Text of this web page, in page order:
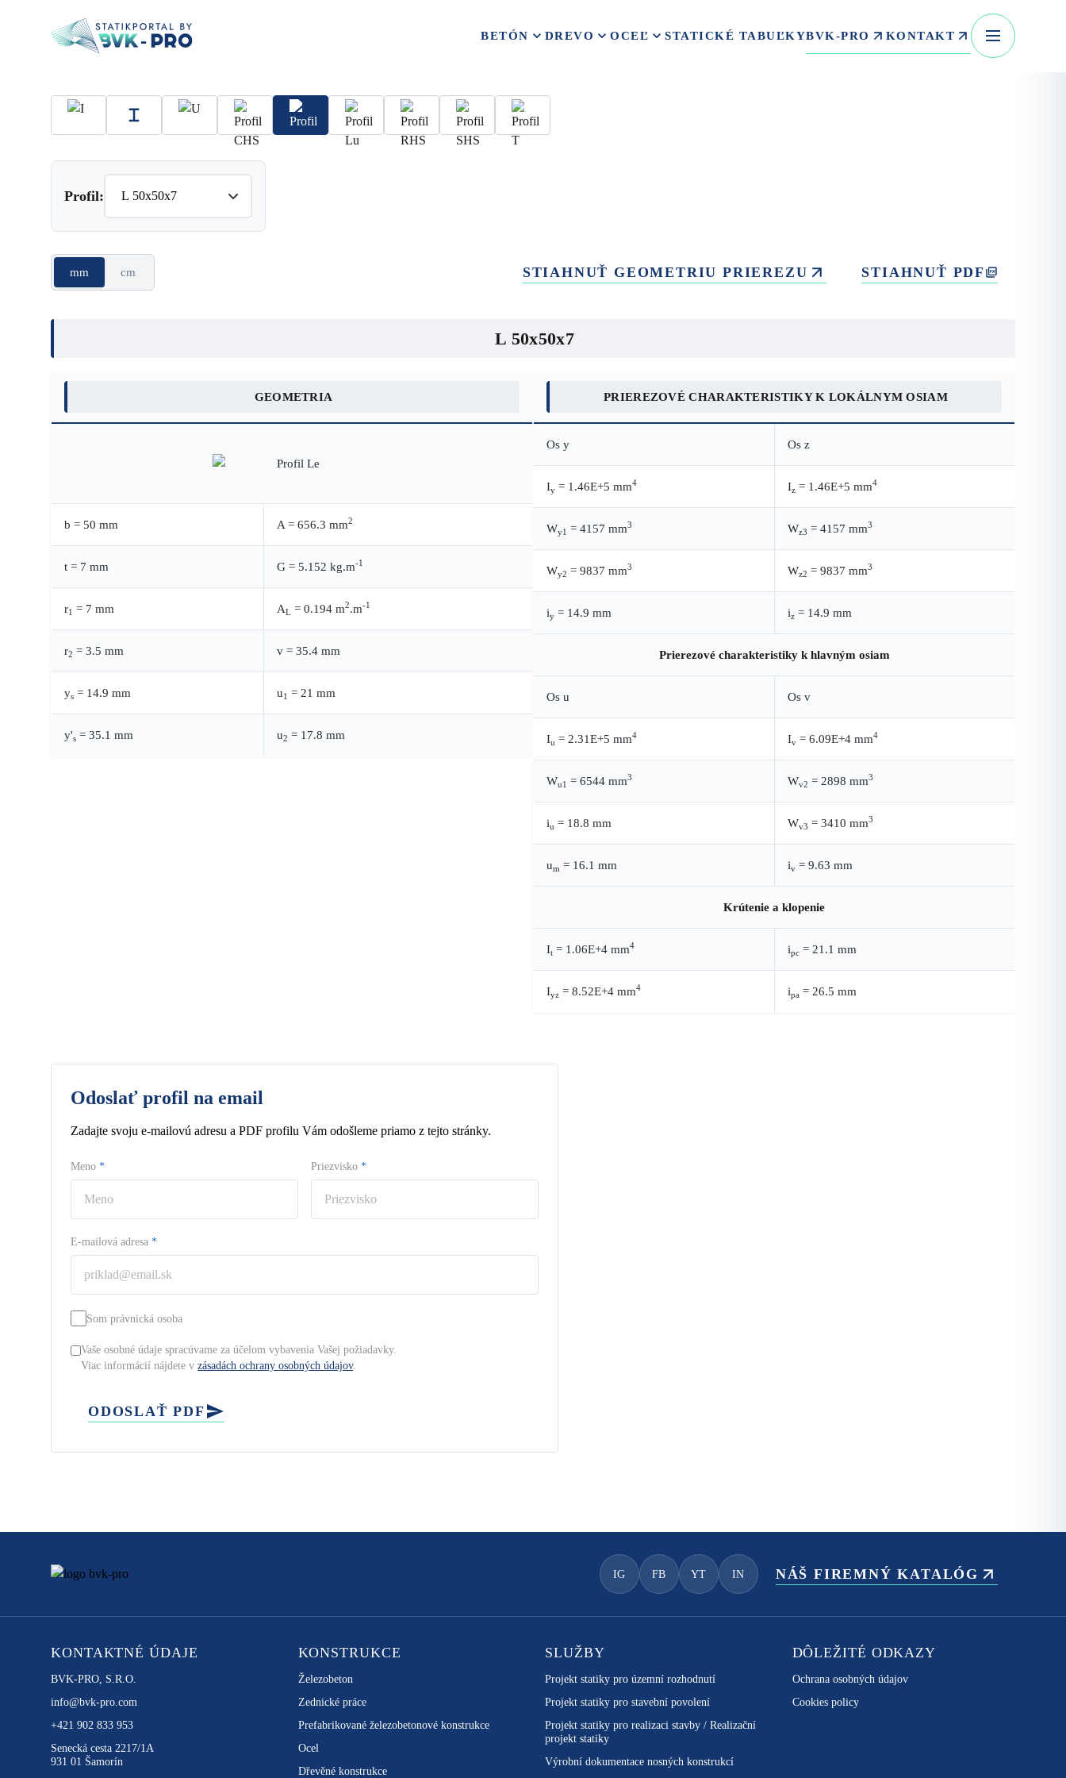
BETÓN DREVO OCEĽ STATICKÉ TABUĽKYBVK-PRO KONTAKT
Profil:
mm cm STIAHNUŤ GEOMETRIU PRIEREZU STIAHNUŤ PDF
L 50x50x7
GEOMETRIA
b = 50 mm A = 656.3 mm2
t = 7 mm G = 5.152 kg.m-1
r1 = 7 mm AL = 0.194 m2.m-1
r2 = 3.5 mm v = 35.4 mm
ys = 14.9 mm u1 = 21 mm
y's = 35.1 mm u2 = 17.8 mm
PRIEREZOVÉ CHARAKTERISTIKY K LOKÁLNYM OSIAM
Os y Os z
Iy = 1.46E+5 mm4 Iz = 1.46E+5 mm4
Wy1 = 4157 mm3 Wz3 = 4157 mm3
Wy2 = 9837 mm3 Wz2 = 9837 mm3
iy = 14.9 mm iz = 14.9 mm
Prierezové charakteristiky k hlavným osiam
Os u Os v
Iu = 2.31E+5 mm4 Iv = 6.09E+4 mm4
Wu1 = 6544 mm3 Wv2 = 2898 mm3
iu = 18.8 mm Wv3 = 3410 mm3
um = 16.1 mm iv = 9.63 mm
Krútenie a klopenie
It = 1.06E+4 mm4 ipc = 21.1 mm
Iyz = 8.52E+4 mm4 ipa = 26.5 mm
Odoslať profil na email
Zadajte svoju e-mailovú adresu a PDF profilu Vám odošleme priamo z tejto stránky.
Meno * Priezvisko *
E-mailová adresa *
Som právnická osoba
Vaše osobné údaje spracúvame za účelom vybavenia Vašej požiadavky.
Viac informácií nájdete v zásadách ochrany osobných údajov.
ODOSLAŤ PDF
IG FB YT IN NÁŠ FIREMNÝ KATALÓG
KONTAKTNÉ ÚDAJE
BVK-PRO, S.R.O.
info@bvk-pro.com
+421 902 833 953
Senecká cesta 2217/1A
931 01 Šamorín
KONSTRUKCE
Železobeton
Zednické práce
Prefabrikované železobetonové konstrukce
Ocel
Dřevěné konstrukce
SLUŽBY
Projekt statiky pro územní rozhodnutí
Projekt statiky pro stavební povolení
Projekt statiky pro realizaci stavby / Realizační
projekt statiky
Výrobní dokumentace nosných konstrukcí
DÔLEŽITÉ ODKAZY
Ochrana osobných údajov
Cookies policy